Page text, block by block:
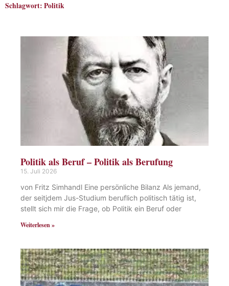
Schlagwort: Politik
Politik als Beruf – Politik als Berufung
15. Juli 2026
von Fritz Simhandl Eine persönliche Bilanz Als jemand,
der seitjdem Jus-Studium beruflich politisch tätig ist,
stellt sich mir die Frage, ob Politik ein Beruf oder
Weiterlesen »
Seite Seite